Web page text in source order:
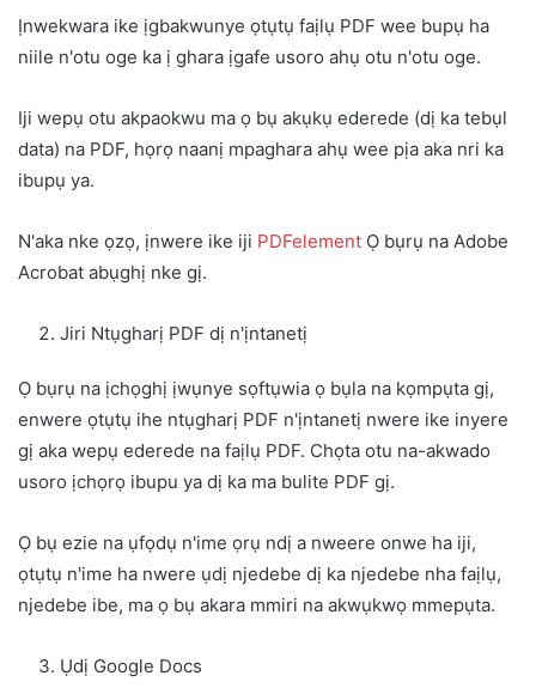
Ịnwekwara ike ịgbakwunye ọtụtụ faịlụ PDF wee bupụ ha
niile n'otu oge ka ị ghara ịgafe usoro ahụ otu n'otu oge.
Iji wepụ otu akpaokwu ma ọ bụ akụkụ ederede (dị ka tebụl
data) na PDF, họrọ naanị mpaghara ahụ wee pịa aka nri ka
ibupụ ya.
N'aka nke ọzọ, ịnwere ike iji PDFelement Ọ bụrụ na Adobe
Acrobat abụghị nke gị.
Jiri Ntụgharị PDF dị n'ịntanetị
Ọ bụrụ na ịchọghị ịwụnye sọftụwia ọ bụla na kọmpụta gị,
enwere ọtụtụ ihe ntụgharị PDF n'ịntanetị nwere ike inyere
gị aka wepụ ederede na faịlụ PDF. Chọta otu na-akwado
usoro ịchọrọ ibupu ya dị ka ma bulite PDF gị.
Ọ bụ ezie na ụfọdụ n'ime ọrụ ndị a nweere onwe ha iji,
ọtụtụ n'ime ha nwere ụdị njedebe dị ka njedebe nha faịlụ,
njedebe ibe, ma ọ bụ akara mmiri na akwụkwọ mmepụta.
Ụdị Google Docs